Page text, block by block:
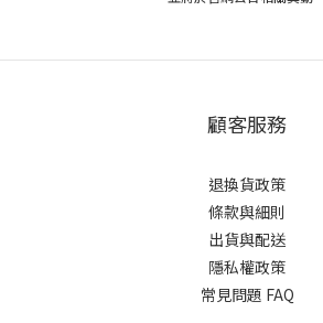
顧客服務
退換貨政策
條款與細則
出貨與配送
隱私權政策
常見問題 FAQ